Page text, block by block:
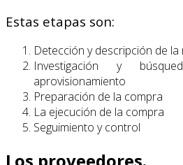
Estas etapas son:
Detección y descripción de la
Investigación y
aprovisionamiento
Preparación de la compra
La ejecución de la compra
Seguimiento y control